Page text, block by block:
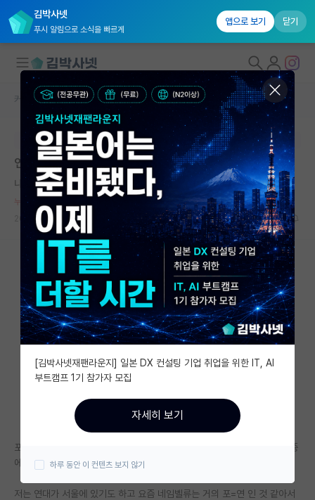
김박사넷
푸시 알림으로 소식을 빠르게
앱으로 보기 닫기
대학원생 모집
국내대학원 정보
연구실&오픈랩
커뮤니티
커뮤니티 홈
전체글보기
베스트 게시판
IF 명예의전당
자유 게시판(아무개랩)
미국 유학 게시판
미국 대학원 합격 후기 게시판
대학원생 모집 게시판
연구실(PI) 홍보 게시판
커뮤니티 홈 자유 게시판(아무개랩)
본문이 수정되지 않는 박제글입니다.
연세대 포스텍 전자 대학원 사이에서 고민중입니다.
나른한 로버트 보일
누적 신고가 20개 이상인 사용자입니다.
2023.06.19
77 8286
포스텍은 전자에서 평균(?) 정도 되는 랩이고 연세대는 인기랩입니다. 둘 중
에 어디 갈지 조금 고민되네요. 조언 부탁드립니다.
저는 연대가 서울에 있기도 하고 요즘 네임벨류는 거의 포=연 인 것 같아서
[김박사넷재팬라운지] 일본 DX 컨설팅 기업 취업을 위한 IT, AI
부트캠프 1기 참가자 모집
자세히 보기
하루 동안 이 컨텐츠 보지 않기